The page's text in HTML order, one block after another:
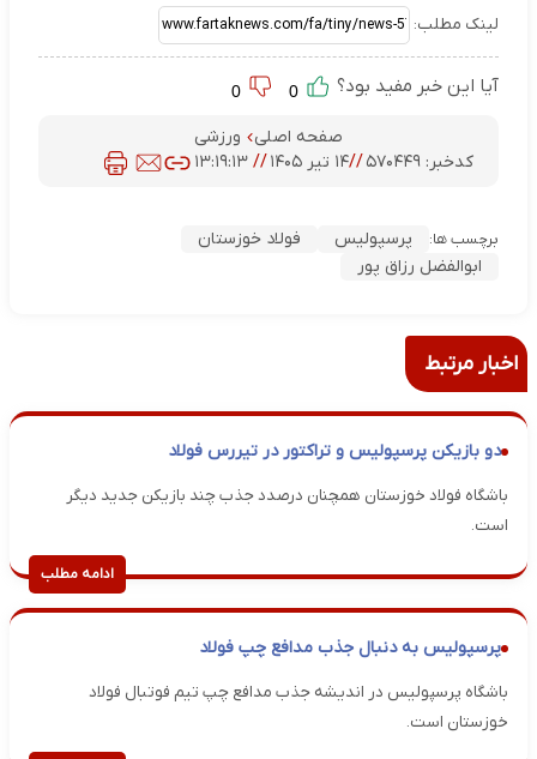
لینک مطلب:
آیا این خبر مفید بود؟
صفحه اصلی
ورزشی
کدخبر:۵۷۰۴۴۹ //۱۴ تیر ۱۴۰۵ //۱۳:۱۹:۱۳
برچسب ها: پرسپولیس
فولاد خوزستان
ابوالفضل رزاق پور
اخبار مرتبط
دو بازیکن پرسپولیس و تراکتور در تیررس فولاد
باشگاه فولاد خوزستان همچنان درصدد جذب چند بازیکن جدید دیگر
است.
ادامه مطلب
پرسپولیس به دنبال جذب مدافع چپ فولاد
باشگاه پرسپولیس در اندیشه جذب مدافع چپ تیم فوتبال فولاد
خوزستان است.